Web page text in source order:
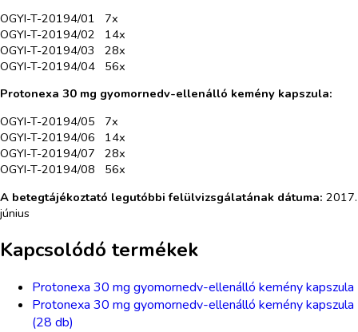
OGYI-T-20194/01 7x
OGYI-T-20194/02 14x
OGYI-T-20194/03 28x
OGYI-T-20194/04 56x
Protonexa 30 mg gyomornedv-ellenálló kemény kapszula:
OGYI-T-20194/05 7x
OGYI-T-20194/06 14x
OGYI-T-20194/07 28x
OGYI-T-20194/08 56x
A betegtájékoztató legutóbbi felülvizsgálatának dátuma: 2017.
június
Kapcsolódó termékek
Protonexa 30 mg gyomornedv-ellenálló kemény kapszula
Protonexa 30 mg gyomornedv-ellenálló kemény kapszula
(28 db)